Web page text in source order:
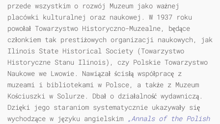
przede wszystkim o rozwój Muzeum jako ważnej
placówki kulturalnej oraz naukowej. W 1937 roku
powołał Towarzystwo Historyczno-Muzealne, będące
członkiem tak prestiżowych organizacji naukowych, jak
Ilinois State Historical Society (Towarzystwo
Historyczne Stanu Ilinois), czy Polskie Towarzystwo
Naukowe we Lwowie. Nawiązał ścisłą współpracę z
muzeami i bibliotekami w Polsce, a także z Muzeum
Kościuszki w Solurze. Dbał o działalność wydawniczą.
Dzięki jego staraniom systematycznie ukazywały się
wychodzące w języku angielskim „Annals of the Polish